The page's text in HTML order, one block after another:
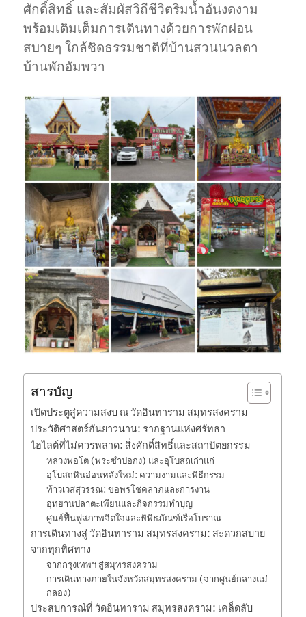
ศักดิ์สิทธิ์ และสัมผัสวิถีชีวิตริมน้ำอันงดงาม
พร้อมเติมเต็มการเดินทางด้วยการพักผ่อน
สบายๆ ใกล้ชิดธรรมชาติที่บ้านสวนนวลตา
บ้านพักอัมพวา
สารบัญ
เปิดประตูสู่ความสงบ ณ วัดอินทาราม สมุทรสงคราม
ประวัติศาสตร์อันยาวนาน: รากฐานแห่งศรัทธา
ไฮไลต์ที่ไม่ควรพลาด: สิ่งศักดิ์สิทธิ์และสถาปัตยกรรม
หลวงพ่อโต (พระซำปอกง) และอุโบสถเก่าแก่
อุโบสถหินอ่อนหลังใหม่: ความงามและพิธีกรรม
ท้าวเวสสุวรรณ: ขอพรโชคลาภและการงาน
อุทยานปลาตะเพียนและกิจกรรมทำบุญ
ศูนย์ฟื้นฟูสภาพจิตใจและพิพิธภัณฑ์เรือโบราณ
การเดินทางสู่ วัดอินทาราม สมุทรสงคราม: สะดวกสบาย
จากทุกทิศทาง
จากกรุงเทพฯ สู่สมุทรสงคราม
การเดินทางภายในจังหวัดสมุทรสงคราม (จากศูนย์กลางแม่
กลอง)
ประสบการณ์ที่ วัดอินทาราม สมุทรสงคราม: เคล็ดลับ